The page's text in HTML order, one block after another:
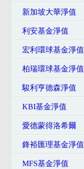
新加坡大華淨值
利安基金淨值
宏利環球基金淨值
柏瑞環球基金淨值
駿利亨德森淨值
KBI基金淨值
愛德蒙得洛希爾
鋒裕匯理基金淨值
MFS基金淨值